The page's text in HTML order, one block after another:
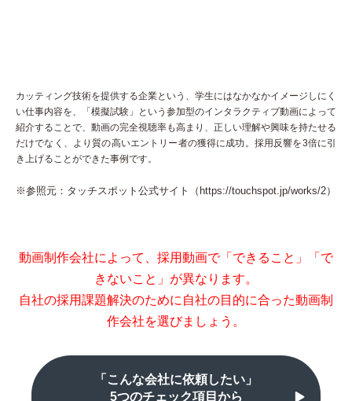
カッティング技術を提供する企業という、学生にはなかなかイメージしにく
い仕事内容を、「模擬試験」という参加型のインタラクティブ動画によって
紹介することで、動画の完全視聴率も高まり、正しい理解や興味を持たせる
だけでなく、より質の高いエントリー者の獲得に成功。採用反響を3倍に引
き上げることができた事例です。
※参照元：タッチスポット公式サイト（ https://touchspot.jp/works/2）
動画制作会社によって、採用動画で「できること」「で
きないこと」が異なります。
自社の採用課題解決のために自社の目的に合った動画制
作会社を選びましょう。
「こんな会社に依頼したい」
5つのチェック項目から